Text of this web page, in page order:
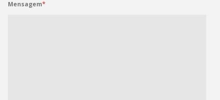
Mensagem*